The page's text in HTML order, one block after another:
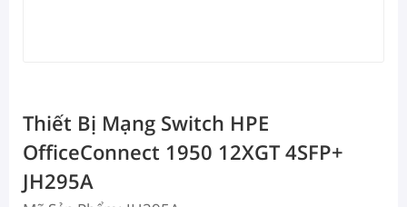
Thiết Bị Mạng Switch HPE
OfficeConnect 1950 12XGT 4SFP+
JH295A